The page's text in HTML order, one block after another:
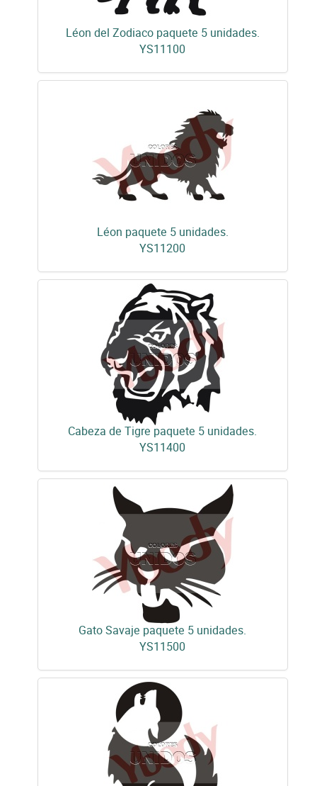
Léon del Zodiaco paquete 5 unidades.
YS11100
Léon paquete 5 unidades.
YS11200
Cabeza de Tigre paquete 5 unidades.
YS11400
Gato Savaje paquete 5 unidades.
YS11500